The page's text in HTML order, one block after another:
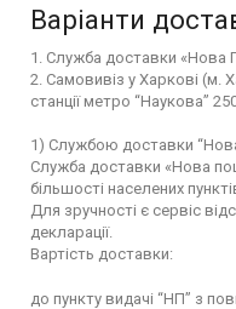
Варіанти
1. Служба доставки «Нова
2. Самовивіз у Харкові (м.
станції метро “Наукова”
1) Службою доставки
Служба доставки «Нова
більшості населених
Для зручності є сервіс
декларації.
Вартість доставки:
до пункту видачі “НП” з